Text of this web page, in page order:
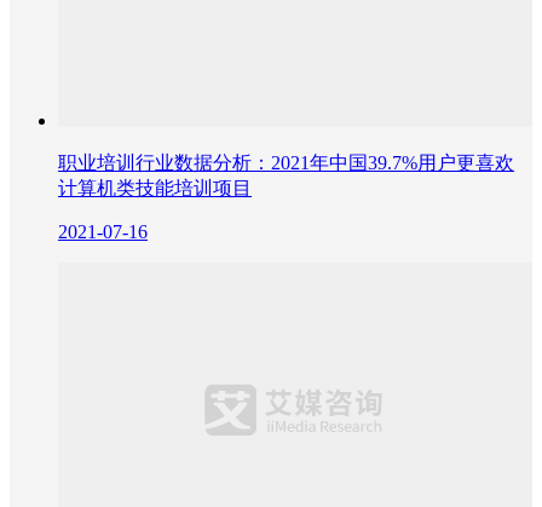
职业培训行业数据分析：2021年中国39.7%用户更喜欢
计算机类技能培训项目
2021-07-16